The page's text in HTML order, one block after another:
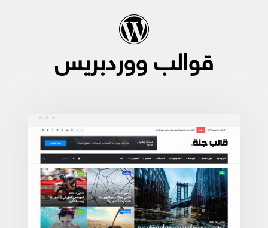
قوالب ووردبريس